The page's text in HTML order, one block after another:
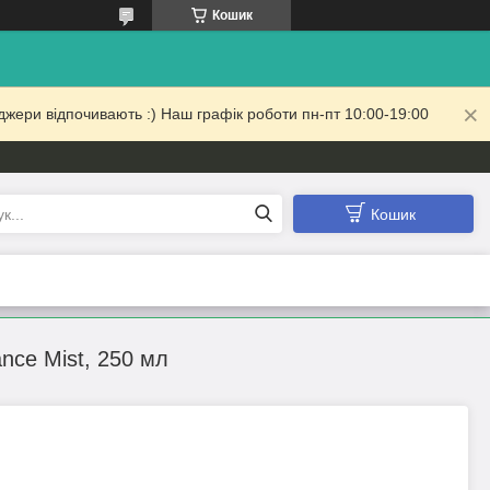
Кошик
відпочивають :) Наш графік роботи пн-пт 10:00-19:00
Кошик
Mist, 250 мл